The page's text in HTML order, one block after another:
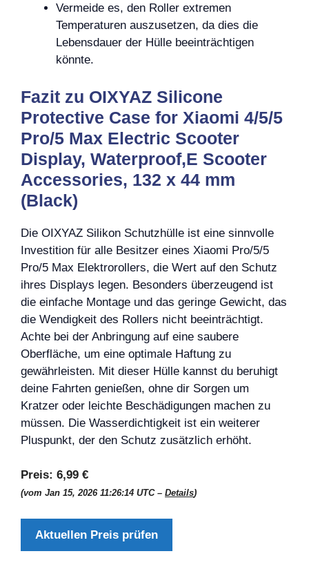
Vermeide es, den Roller extremen
Temperaturen auszusetzen, da dies die
Lebensdauer der Hülle beeinträchtigen
könnte.
Fazit zu OIXYAZ Silicone
Protective Case for Xiaomi 4/5/5
Pro/5 Max Electric Scooter
Display, Waterproof,E Scooter
Accessories, 132 x 44 mm
(Black)
Die OIXYAZ Silikon Schutzhülle ist eine sinnvolle
Investition für alle Besitzer eines Xiaomi Pro/5/5
Pro/5 Max Elektrorollers, die Wert auf den Schutz
ihres Displays legen. Besonders überzeugend ist
die einfache Montage und das geringe Gewicht, das
die Wendigkeit des Rollers nicht beeinträchtigt.
Achte bei der Anbringung auf eine saubere
Oberfläche, um eine optimale Haftung zu
gewährleisten. Mit dieser Hülle kannst du beruhigt
deine Fahrten genießen, ohne dir Sorgen um
Kratzer oder leichte Beschädigungen machen zu
müssen. Die Wasserdichtigkeit ist ein weiterer
Pluspunkt, der den Schutz zusätzlich erhöht.
Preis: 6,99 €
(vom Jan 15, 2026 11:26:14 UTC – Details)
Aktuellen Preis prüfen